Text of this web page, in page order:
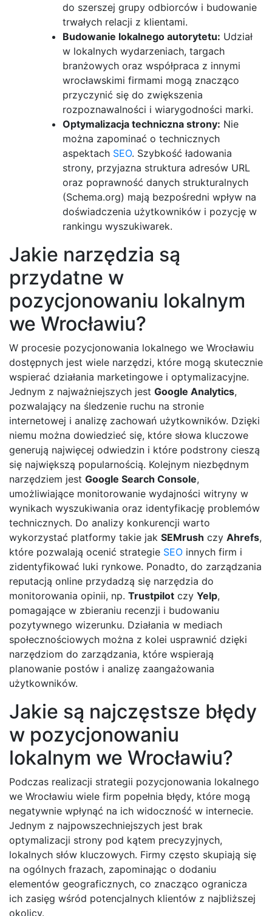
do szerszej grupy odbiorców i budowanie
trwałych relacji z klientami.
Budowanie lokalnego autorytetu: Udział
w lokalnych wydarzeniach, targach
branżowych oraz współpraca z innymi
wrocławskimi firmami mogą znacząco
przyczynić się do zwiększenia
rozpoznawalności i wiarygodności marki.
Optymalizacja techniczna strony: Nie
można zapominać o technicznych
aspektach SEO. Szybkość ładowania
strony, przyjazna struktura adresów URL
oraz poprawność danych strukturalnych
(Schema.org) mają bezpośredni wpływ na
doświadczenia użytkowników i pozycję w
rankingu wyszukiwarek.
Jakie narzędzia są
przydatne w
pozycjonowaniu lokalnym
we Wrocławiu?
W procesie pozycjonowania lokalnego we Wrocławiu
dostępnych jest wiele narzędzi, które mogą skutecznie
wspierać działania marketingowe i optymalizacyjne.
Jednym z najważniejszych jest Google Analytics,
pozwalający na śledzenie ruchu na stronie
internetowej i analizę zachowań użytkowników. Dzięki
niemu można dowiedzieć się, które słowa kluczowe
generują najwięcej odwiedzin i które podstrony cieszą
się największą popularnością. Kolejnym niezbędnym
narzędziem jest Google Search Console,
umożliwiające monitorowanie wydajności witryny w
wynikach wyszukiwania oraz identyfikację problemów
technicznych. Do analizy konkurencji warto
wykorzystać platformy takie jak SEMrush czy Ahrefs,
które pozwalają ocenić strategie SEO innych firm i
zidentyfikować luki rynkowe. Ponadto, do zarządzania
reputacją online przydadzą się narzędzia do
monitorowania opinii, np. Trustpilot czy Yelp,
pomagające w zbieraniu recenzji i budowaniu
pozytywnego wizerunku. Działania w mediach
społecznościowych można z kolei usprawnić dzięki
narzędziom do zarządzania, które wspierają
planowanie postów i analizę zaangażowania
użytkowników.
Jakie są najczęstsze błędy
w pozycjonowaniu
lokalnym we Wrocławiu?
Podczas realizacji strategii pozycjonowania lokalnego
we Wrocławiu wiele firm popełnia błędy, które mogą
negatywnie wpłynąć na ich widoczność w internecie.
Jednym z najpowszechniejszych jest brak
optymalizacji strony pod kątem precyzyjnych,
lokalnych słów kluczowych. Firmy często skupiają się
na ogólnych frazach, zapominając o dodaniu
elementów geograficznych, co znacząco ogranicza
ich zasięg wśród potencjalnych klientów z najbliższej
okolicy.